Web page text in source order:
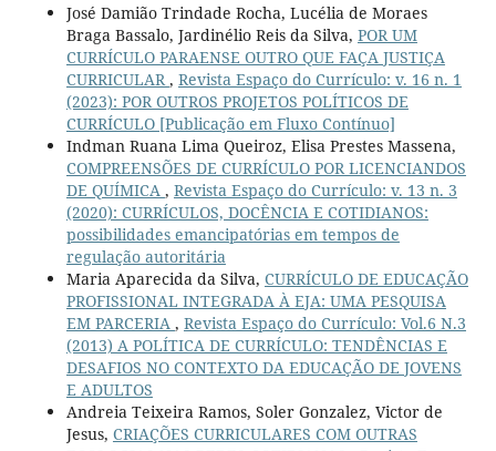
José Damião Trindade Rocha, Lucélia de Moraes
Braga Bassalo, Jardinélio Reis da Silva, POR UM
CURRÍCULO PARAENSE OUTRO QUE FAÇA JUSTIÇA
CURRICULAR , Revista Espaço do Currículo: v. 16 n. 1
(2023): POR OUTROS PROJETOS POLÍTICOS DE
CURRÍCULO [Publicação em Fluxo Contínuo]
Indman Ruana Lima Queiroz, Elisa Prestes Massena,
COMPREENSÕES DE CURRÍCULO POR LICENCIANDOS
DE QUÍMICA , Revista Espaço do Currículo: v. 13 n. 3
(2020): CURRÍCULOS, DOCÊNCIA E COTIDIANOS:
possibilidades emancipatórias em tempos de
regulação autoritária
Maria Aparecida da Silva, CURRÍCULO DE EDUCAÇÃO
PROFISSIONAL INTEGRADA À EJA: UMA PESQUISA
EM PARCERIA , Revista Espaço do Currículo: Vol.6 N.3
(2013) A POLÍTICA DE CURRÍCULO: TENDÊNCIAS E
DESAFIOS NO CONTEXTO DA EDUCAÇÃO DE JOVENS
E ADULTOS
Andreia Teixeira Ramos, Soler Gonzalez, Victor de
Jesus, CRIAÇÕES CURRICULARES COM OUTRAS